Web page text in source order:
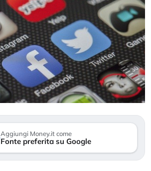
Aggiungi Money.it come
Fonte preferita su Google